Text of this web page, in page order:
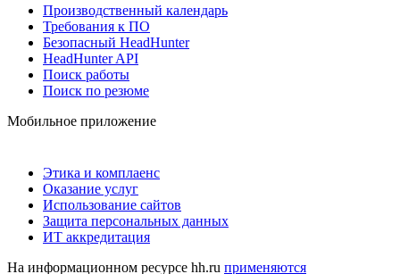
Производственный календарь
Требования к ПО
Безопасный HeadHunter
HeadHunter API
Поиск работы
Поиск по резюме
Мобильное приложение
Этика и комплаенс
Оказание услуг
Использование сайтов
Защита персональных данных
ИТ аккредитация
На информационном ресурсе hh.ru применяются